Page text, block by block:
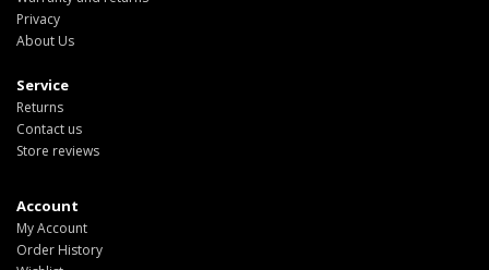
Privacy
About Us
Service
Returns
Contact us
Store reviews
Account
My Account
Order History